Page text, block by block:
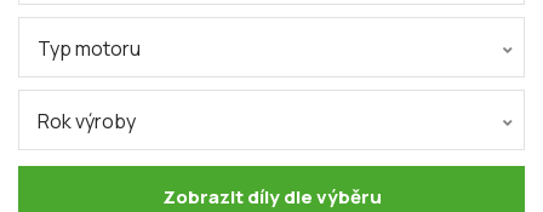
Typ motoru
Rok výroby
Zobrazit díly dle výběru